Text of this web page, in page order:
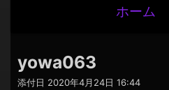
ナ
ビ
ホーム
yowa063
添付日 2020年4月24日 16:44